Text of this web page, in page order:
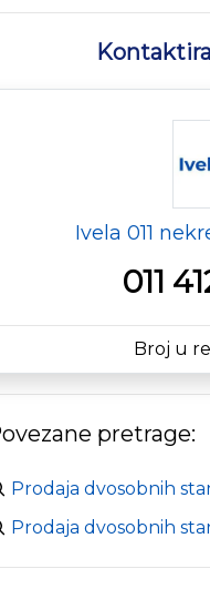
Ivela 011
011
Broj u
pretrage:
Prodaja dvosobnih
Prodaja dvosobnih